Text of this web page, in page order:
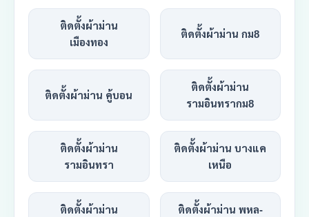
ติดตั้งผ้าม่าน
เมืองทอง
ติดตั้งผ้าม่าน กม8
ติดตั้งผ้าม่าน คู้บอน
ติดตั้งผ้าม่าน
รามอินทรากม8
ติดตั้งผ้าม่าน
รามอินทรา
ติดตั้งผ้าม่าน บางแค
เหนือ
ติดตั้งผ้าม่าน
ติดตั้งผ้าม่าน พหล-